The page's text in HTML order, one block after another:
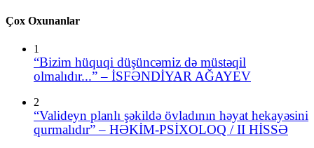
Çox Oxunanlar
1
“Bizim hüquqi düşüncəmiz də müstəqil
olmalıdır...” – İSFƏNDİYAR AĞAYEV
2
“Valideyn planlı şəkildə övladının həyat hekayəsini
qurmalıdır” – HƏKİM-PSİXOLOQ / II HİSSƏ